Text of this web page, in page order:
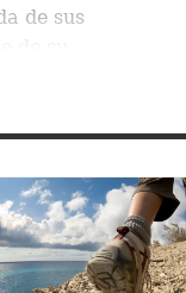
de sus
de su
de Dios
en el
de